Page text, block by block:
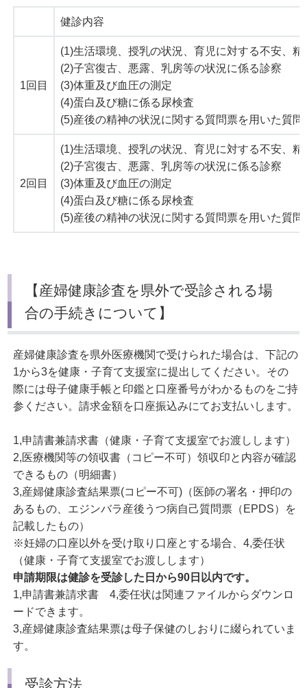
健診内容
1回目
(1)生活環境、授乳の状況、育児に対する不安、
(2)子宮復古、悪露、乳房等の状況に係る診察
(3)体重及び血圧の測定
(4)蛋白及び糖に係る尿検査
(5)産後の精神の状況に関する質問票を用いた質問
2回目
(1)生活環境、授乳の状況、育児に対する不安、
(2)子宮復古、悪露、乳房等の状況に係る診察
(3)体重及び血圧の測定
(4)蛋白及び糖に係る尿検査
(5)産後の精神の状況に関する質問票を用いた質問
【産婦健康診査を県外で受診される場
合の手続きについて】
産婦健康診査を県外医療機関で受けられた場合は、下記の
1から3を健康・子育て支援室に提出してください。その
際には母子健康手帳と印鑑と口座番号がわかるものをご持
参ください。請求金額を口座振込みにてお支払いします。
1,申請書兼請求書（健康・子育て支援室でお渡しします）
2,医療機関等の領収書（コピー不可）領収印と内容が確認
できるもの（明細書）
3,産婦健康診査結果票(コピー不可)（医師の署名・押印の
あるもの、エジンバラ産後うつ病自己質問票（EPDS）を
記載したもの）
※妊婦の口座以外を受け取り口座とする場合、4,委任状
（健康・子育て支援室でお渡しします）
申請期限は健診を受診した日から90日以内です。
1,申請書兼請求書 4,委任状は関連ファイルからダウンロ
ードできます。
3,産婦健康診査結果票は母子保健のしおりに綴られていま
す。
受診方法